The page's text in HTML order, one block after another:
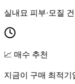
실내묘 피부·모질
📈 매수 추천
지금이 구매 최적기